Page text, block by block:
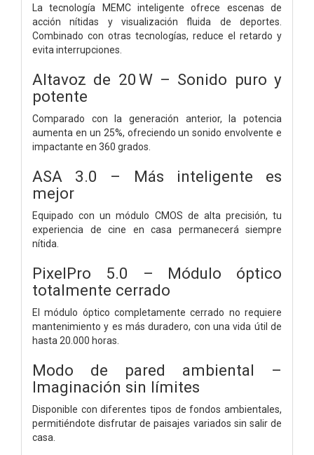
La tecnología MEMC inteligente ofrece escenas de
acción nítidas y visualización fluida de deportes.
Combinado con otras tecnologías, reduce el retardo y
evita interrupciones.
Altavoz de 20 W – Sonido puro y
potente
Comparado con la generación anterior, la potencia
aumenta en un 25%, ofreciendo un sonido envolvente e
impactante en 360 grados.
ASA 3.0 – Más inteligente es
mejor
Equipado con un módulo CMOS de alta precisión, tu
experiencia de cine en casa permanecerá siempre
nítida.
PixelPro 5.0 – Módulo óptico
totalmente cerrado
El módulo óptico completamente cerrado no requiere
mantenimiento y es más duradero, con una vida útil de
hasta 20.000 horas.
Modo de pared ambiental –
Imaginación sin límites
Disponible con diferentes tipos de fondos ambientales,
permitiéndote disfrutar de paisajes variados sin salir de
casa.